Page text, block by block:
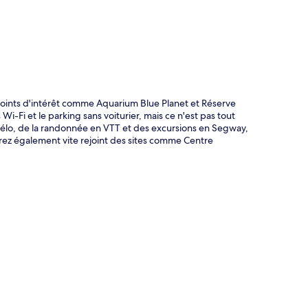
d'intérêt comme Aquarium Blue Planet et Réserve
Fi et le parking sans voiturier, mais ce n'est pas tout
de la randonnée en VTT et des excursions en Segway,
également vite rejoint des sites comme Centre